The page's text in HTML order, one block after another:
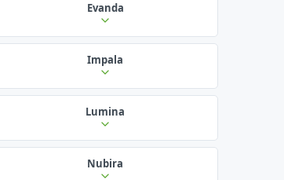
Evanda
Impala
Lumina
Nubira